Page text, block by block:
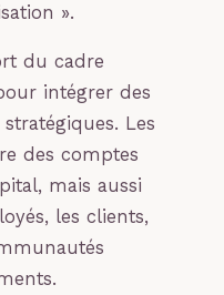
».
du cadre
intégrer des
Les
des comptes
mais aussi
les clients,